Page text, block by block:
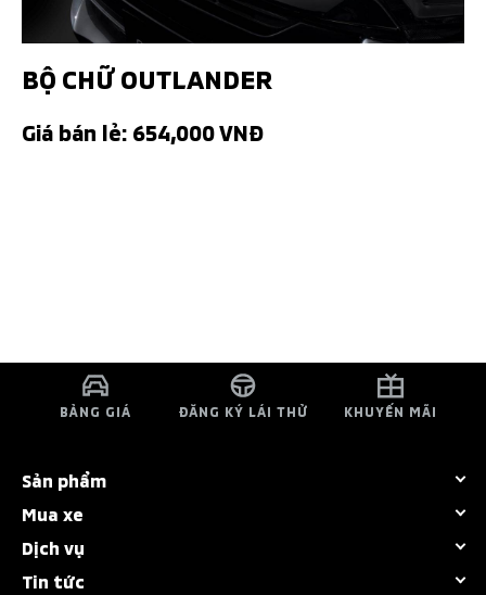
BỘ CHỮ OUTLANDER
Giá bán lẻ: 654,000 VNĐ
BẢNG GIÁ ĐĂNG KÝ LÁI THỬ KHUYẾN MÃI
Sản phẩm
Tất cả dòng xe
Destinator
Mua xe
Bảng giá
Dịch vụ
Chính sách bảo hành
Tin tức